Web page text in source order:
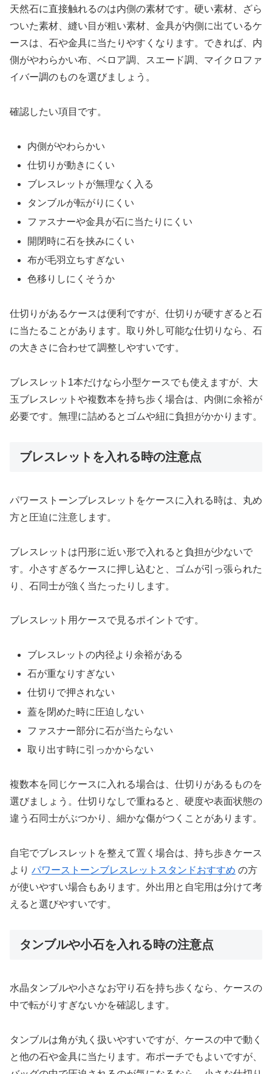
天然石に直接触れるのは内側の素材です。硬い素材、ざら
ついた素材、縫い目が粗い素材、金具が内側に出ているケ
ースは、石や金具に当たりやすくなります。できれば、内
側がやわらかい布、ベロア調、スエード調、マイクロファ
イバー調のものを選びましょう。
確認したい項目です。
内側がやわらかい
仕切りが動きにくい
ブレスレットが無理なく入る
タンブルが転がりにくい
ファスナーや金具が石に当たりにくい
開閉時に石を挟みにくい
布が毛羽立ちすぎない
色移りしにくそうか
仕切りがあるケースは便利ですが、仕切りが硬すぎると石
に当たることがあります。取り外し可能な仕切りなら、石
の大きさに合わせて調整しやすいです。
ブレスレット1本だけなら小型ケースでも使えますが、大
玉ブレスレットや複数本を持ち歩く場合は、内側に余裕が
必要です。無理に詰めるとゴムや紐に負担がかかります。
ブレスレットを入れる時の注意点
パワーストーンブレスレットをケースに入れる時は、丸め
方と圧迫に注意します。
ブレスレットは円形に近い形で入れると負担が少ないで
す。小さすぎるケースに押し込むと、ゴムが引っ張られた
り、石同士が強く当たったりします。
ブレスレット用ケースで見るポイントです。
ブレスレットの内径より余裕がある
石が重なりすぎない
仕切りで押されない
蓋を閉めた時に圧迫しない
ファスナー部分に石が当たらない
取り出す時に引っかからない
複数本を同じケースに入れる場合は、仕切りがあるものを
選びましょう。仕切りなしで重ねると、硬度や表面状態の
違う石同士がぶつかり、細かな傷がつくことがあります。
自宅でブレスレットを整えて置く場合は、持ち歩きケース
より パワーストーンブレスレットスタンドおすすめ の方
が使いやすい場合もあります。外出用と自宅用は分けて考
えると選びやすいです。
タンブルや小石を入れる時の注意点
水晶タンブルや小さなお守り石を持ち歩くなら、ケースの
中で転がりすぎないかを確認します。
タンブルは角が丸く扱いやすいですが、ケースの中で動く
と他の石や金具に当たります。布ポーチでもよいですが、